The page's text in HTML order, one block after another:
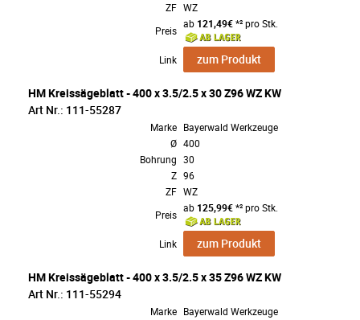
ZF WZ
Preis
ab 121,49€*² pro Stk.
Link zum Produkt
HM Kreissägeblatt - 400 x 3.5/2.5 x 30 Z96 WZ KW
Art Nr.: 111-55287
Marke Bayerwald Werkzeuge
Ø 400
Bohrung 30
Z 96
ZF WZ
Preis
ab 125,99€*² pro Stk.
Link zum Produkt
HM Kreissägeblatt - 400 x 3.5/2.5 x 35 Z96 WZ KW
Art Nr.: 111-55294
Marke Bayerwald Werkzeuge